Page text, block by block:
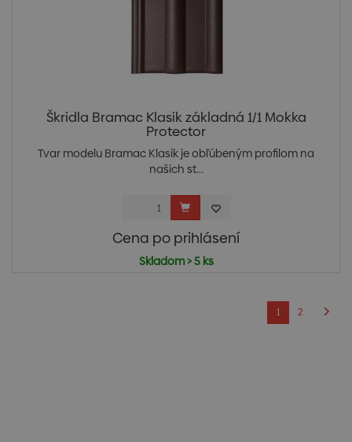
Škridla Bramac Klasik základná 1/1 Mokka
Protector
Tvar modelu Bramac Klasik je obľúbeným profilom na
našich st...
Cena po prihlásení
Skladom > 5 ks
1 2